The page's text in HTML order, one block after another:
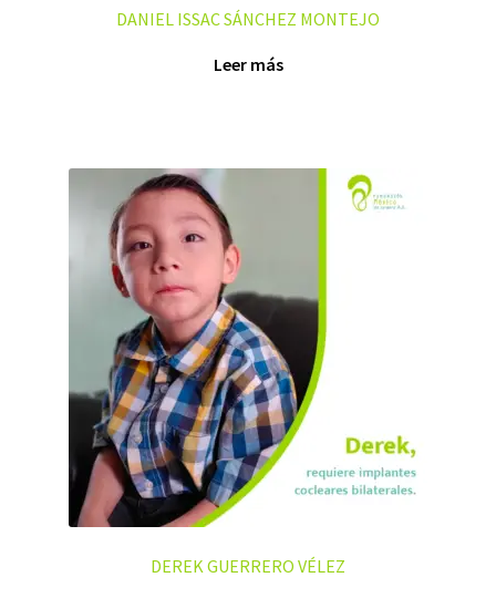
DANIEL ISSAC SÁNCHEZ MONTEJO
Leer más
DEREK GUERRERO VÉLEZ